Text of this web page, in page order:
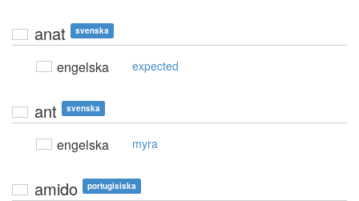
anat svenska
engelska expected
ant svenska
engelska myra
amido portugisiska